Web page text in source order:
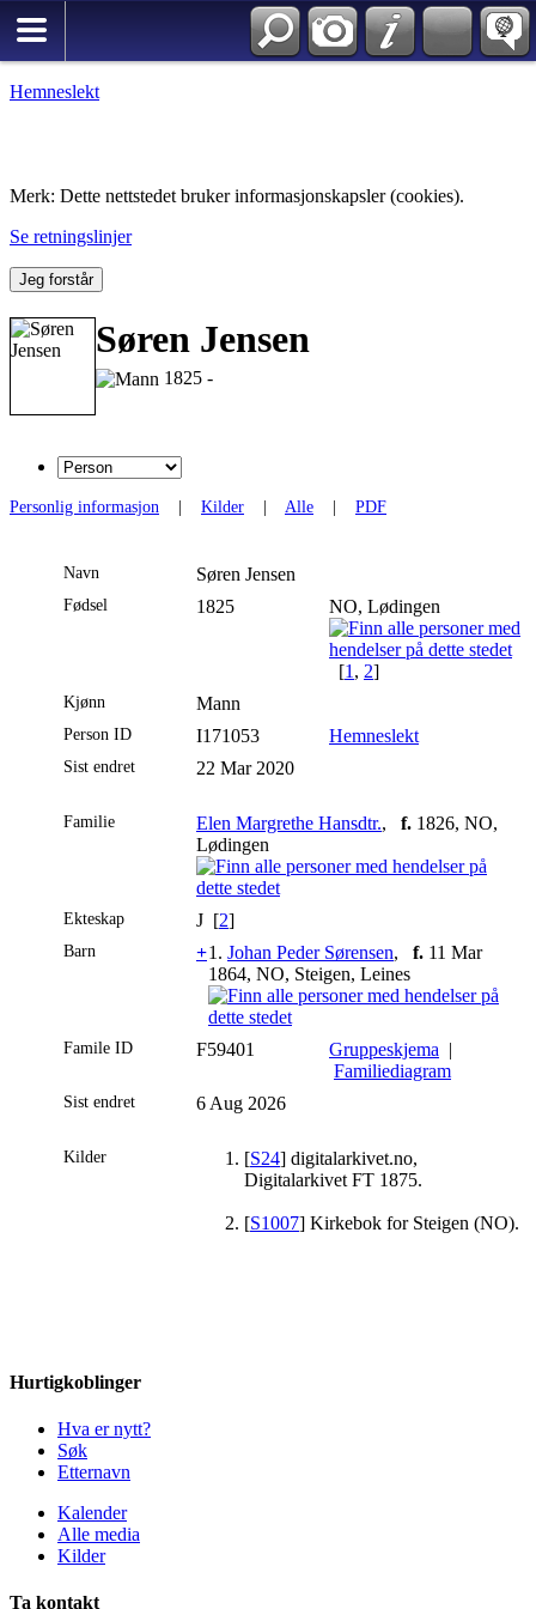
Hemneslekt
Merk: Dette nettstedet bruker informasjonskapsler (cookies).
Se retningslinjer
Jeg forstår
Søren Jensen
1825 -
Personlig informasjon Kilder Alle PDF
Navn Søren Jensen
Fødsel 1825 NO, Lødingen
[1, 2]
Kjønn Mann
Person ID I171053 Hemneslekt
Sist endret 22 Mar 2020
Familie Elen Margrethe Hansdtr., f. 1826, NO,
Lødingen
Ekteskap J [2]
Barn +1. Johan Peder Sørensen, f. 11 Mar
1864, NO, Steigen, Leines
Famile ID F59401 Gruppeskjema |
Familiediagram
Sist endret 6 Aug 2026
Kilder [S24] digitalarkivet.no,
Digitalarkivet FT 1875.
[S1007] Kirkebok for Steigen (NO).
Hurtigkoblinger
Hva er nytt?
Søk
Etternavn
Kalender
Alle media
Kilder
Ta kontakt